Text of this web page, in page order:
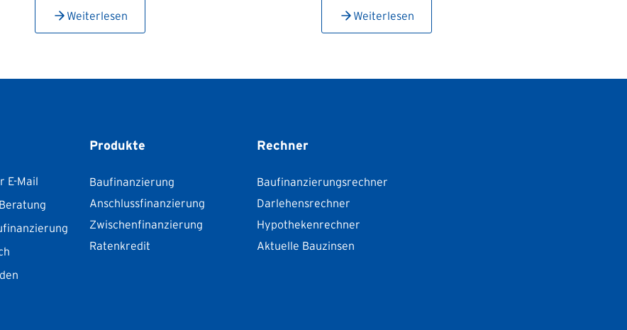
Weiterlesen Weiterlesen
E-Mail
Produkte
Baufinanzierung
Anschlussfinanzierung
Zwischenfinanzierung
Ratenkredit
Rechner
Baufinanzierungsrechner
Darlehensrechner
Hypothekenrechner
Aktuelle Bauzinsen